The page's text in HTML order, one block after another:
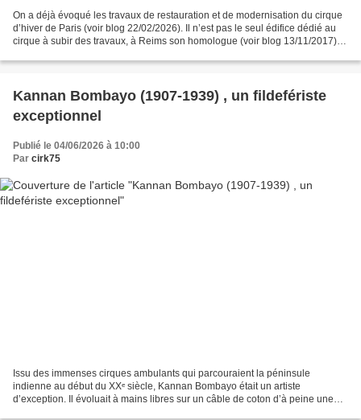
On a déjà évoqué les travaux de restauration et de modernisation du cirque
d’hiver de Paris (voir blog 22/02/2026). Il n’est pas le seul édifice dédié au
cirque à subir des travaux, à Reims son homologue (voir blog 13/11/2017)
Kannan Bombayo (1907-1939) , un fildefériste
exceptionnel
Publié le 04/06/2026 à 10:00
Par cirk75
Issu des immenses cirques ambulants qui parcouraient la péninsule
indienne au début du XXᵉ siècle, Kannan Bombayo était un artiste
d’exception. Il évoluait à mains libres sur un câble de coton d’à peine une